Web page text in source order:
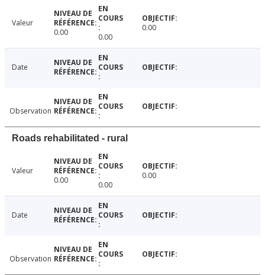
Valeur
0.00
0.00
0.00
Date
Observation
Roads rehabilitated - rural
Valeur
0.00
0.00
0.00
Date
Observation